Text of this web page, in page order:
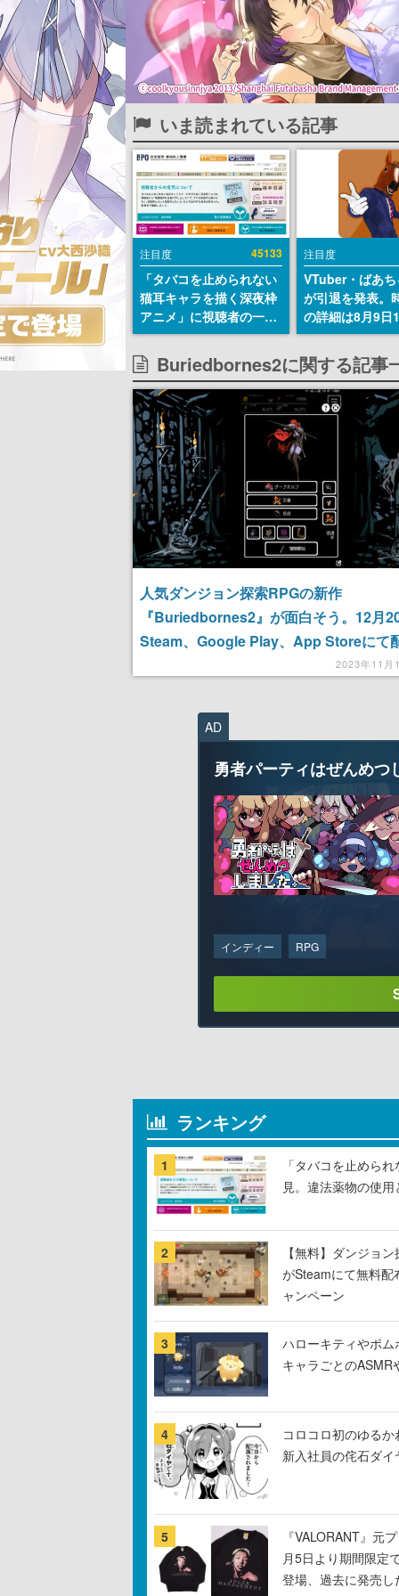
いま読まれている記事
注目度 45133
「タバコを止められない
猫耳キャラを描く深夜枠
アニメ」に視聴者の一部
から批判意見。違法薬物
の使用と思しき描写も含
めて、BPOが議論を交わ
す
注目度
VTuber・ばあ
が引退を発表。
の詳細は8月9日
の配信で説明
Buriedbornes2に関する記事
人気ダンジョン探索RPGの新作
『Buriedbornes2』が面白そう。12月
Steam、Google Play、App Storeにて
定。ランダムでドロップするアイテム
2023年11月
AD
勇者パーティはぜんめつ
インディー RPG
ランキング
1
「タバコを止めら
見。違法薬物の使
2
【無料】ダンジョ
がSteamにて無料
ャンペーン
3
ハローキティやポム
キャラごとのASMR
4
コロコロ初のゆる
新入社員の侘石ダ
5
『VALORANT』元
月5日より期間限定
登場、過去に発売し